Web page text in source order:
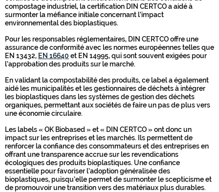
compostage industriel, la certification DIN CERTCO a aidé à
surmonter la méfiance initiale concernant l’impact
environnemental des bioplastiques.
Pour les responsables réglementaires, DIN CERTCO offre une
assurance de conformité avec les normes européennes telles que
EN 13432, EN 16640 et EN 14995, qui sont souvent exigées pour
l’approbation des produits sur le marché.
En validant la compostabilité des produits, ce label a également
aidé les municipalités et les gestionnaires de déchets à intégrer
les bioplastiques dans les systèmes de gestion des déchets
organiques, permettant aux sociétés de faire un pas de plus vers
une économie circulaire.
Les labels « OK Biobased » et « DIN CERTCO » ont donc un
impact sur les entreprises et les marchés. Ils permettent de
renforcer la confiance des consommateurs et des entreprises en
offrant une transparence accrue sur les revendications
écologiques des produits bioplastiques. Une confiance
essentielle pour favoriser l’adoption généralisée des
bioplastiques, puisqu’elle permet de surmonter le scepticisme et
de promouvoir une transition vers des matériaux plus durables.